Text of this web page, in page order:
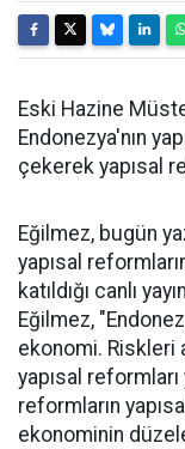
Eski Hazine
Endonezya'nın
çekerek yapısal
Eğilmez, bugün
yapısal
katıldığı canlı
Eğilmez,
ekonomi. Riskleri
yapısal
reformların
ekonominin